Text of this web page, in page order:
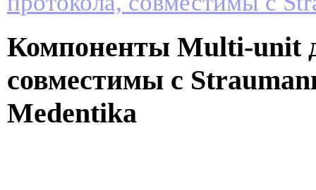
Компоненты Multi-unit
совместимы с
Medentika